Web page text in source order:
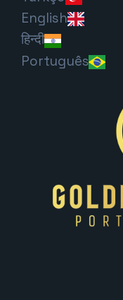
English
हिन्दी
Português